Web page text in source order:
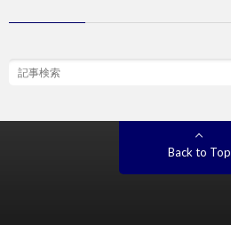
Back to Top